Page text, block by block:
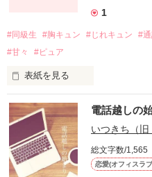
1ページ完結ショート1
#同級生 #胸キュン #じれキュン #
#甘々
#ピュア
表紙を見る
「今日もバイト帰り？」
そう言って始まる、毎日の通話
彼にとっては、ただの暇つぶし
だけど私は少しずつ期待して
電話越しの
いつきち（旧
総文字数/1,565
恋愛(オフィスラ